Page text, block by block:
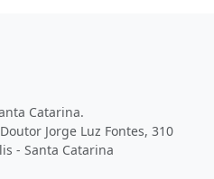
Catarina.
Jorge Luz Fontes, 310
- Santa Catarina